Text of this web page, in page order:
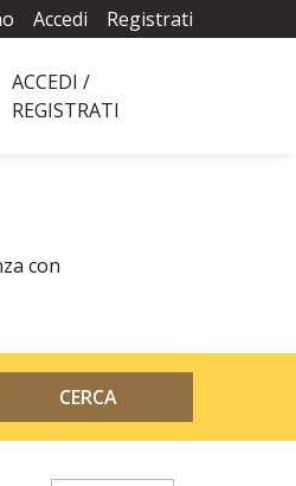
Accedi Registrati
ACCEDI /
REGISTRATI
con
CERCA